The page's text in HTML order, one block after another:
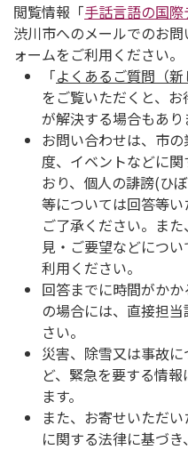
閲覧情報「手話言語の国
渋川市へのメールでのお
ォームをご利用ください。
「よくあるご質問（新
をご覧いただくと、
が解決する場合もあり
お問い合わせは、市
度、イベントなどに
おり、個人の誹謗(ひ
等については回答等
ご了承ください。ま
見・ご要望などについ
利用ください。
回答までに時間がか
の場合には、直接担
さい。
災害、除雪又は事故
ど、緊急を要する情
ます。
また、お寄せいただ
に関する法律に基づき